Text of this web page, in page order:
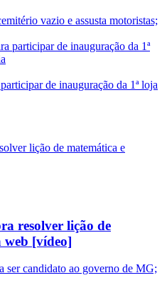
vazio e assusta motoristas;
de inauguração da 1ª loja
resolver lição de
web [vídeo]